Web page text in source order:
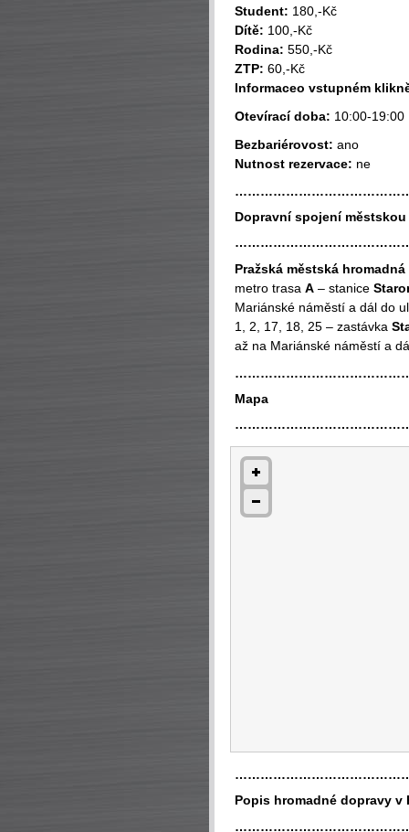
Student: 180,-Kč
Dítě: 100,-Kč
Rodina: 550,-Kč
ZTP: 60,-Kč
Informaceo vstupném
Otevírací doba: 10:00-19:00
Bezbariérovost: ano
Nutnost rezervace: ne
Dopravní spojení
Pražská městská
metro trasa A – stanice
Mariánské náměstí a dál do
1, 2, 17, 18, 25 – zastávka
až na Mariánské náměstí a
Mapa
Popis hromadné dopravy v